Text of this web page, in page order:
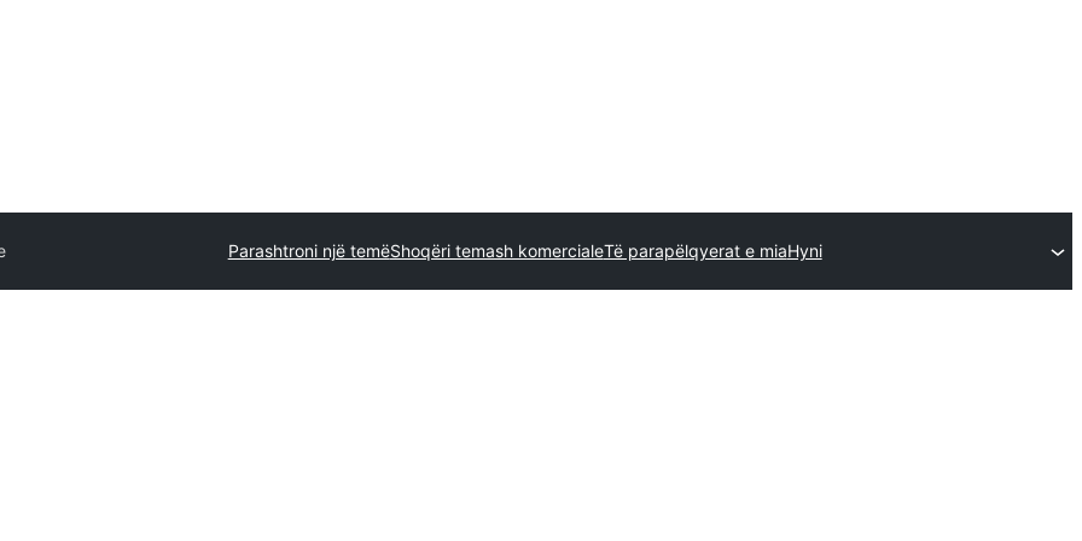
Parashtroni një temëShoqëri temash komercialeTë parapëlqyerat e miaHyni